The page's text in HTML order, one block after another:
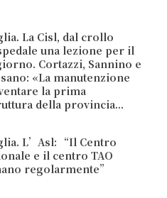
La Cisl, dal crollo
una lezione per il
Cortazzi, Sannino e
«La manutenzione
la prima
della provincia...
L’Asl: “Il Centro
e il centro TAO
regolarmente”